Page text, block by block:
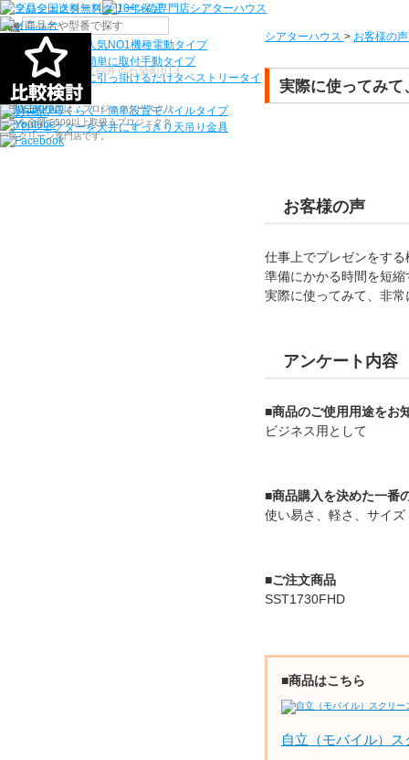
シアターハウス > お客様の声
実際に使ってみ
お客様の声
仕事上でプレゼンをす
準備にかかる時間を短
実際に使ってみて、非
アンケート内容
■商品のご使用用途をお
ビジネス用として
■商品購入を決めた一番
使い易さ、軽さ、サイズ
■ご注文商品
SST1730FHD
■商品はこちら
自立（モバイル）
機種から選ぶ
シアターハウス人気NO1機種電動タイプ
電源工事なしで簡単に取付手動タイプ
ネジ付きフックに引っ掛けるだけタペストリータイ
プ
持ち運びらくらく！簡単設置モバイルタイプ
プロジェクターを天井にすっきり 天吊り金具
〒910-0122 福井県福井市石盛町613
シアターハウスは、プロジェクタースクリ
ーンを全部で500以上取扱うプロジェクタ
ースクリーン専門店です。